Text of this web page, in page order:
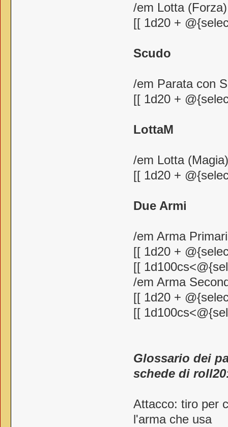
/em Lotta (Forza)
[[ 1d20 +
Scudo
/em Parata con
[[ 1d20 +
LottaM
/em Lotta (Magia)
[[ 1d20 +
Due Armi
/em Arma
[[ 1d20 +
[[
/em Arma
[[ 1d20 +
[[
Glossario dei
schede di
Attacco: tiro per
l'arma che usa